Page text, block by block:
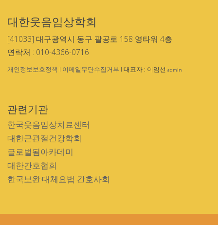
대한웃음임상학회
[41033] 대구광역시 동구 팔공로 158 영타워 4층
연락처 : 010-4366-0716
개인정보보호정책 I 이메일무단수집거부 I 대표자 : 이임선 admin
관련기관
한국웃음임상치료센터
대한근관절건강학회
글로벌됨아카데미
대한간호협회
한국보완·대체요법 간호사회